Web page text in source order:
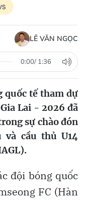
LÊ VĂN NGỌC
0:00/ 1:36
quốc tế tham dự
Lai - 2026 đã
sự chào đón
và cầu thủ U14
đội bóng quốc
FC (Hàn